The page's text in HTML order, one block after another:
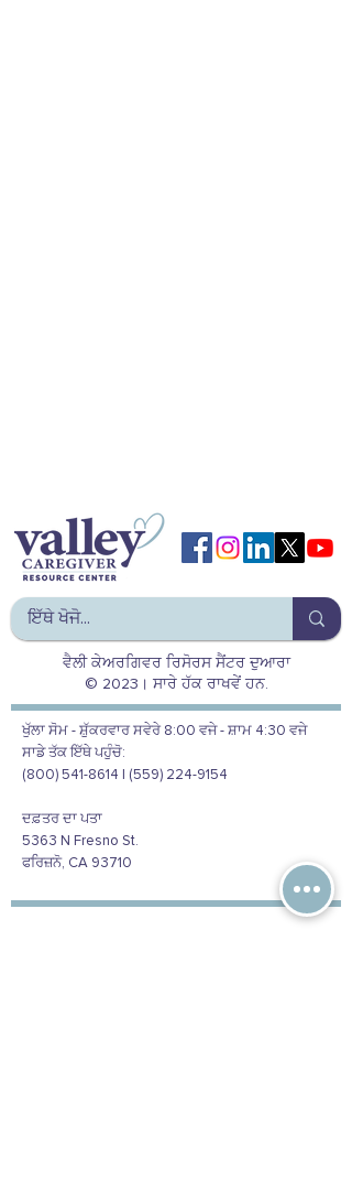
ਵੈਲੀ ਕੇਅਰਗਿਵਰ ਰਿਸੋਰਸ ਸੈਂਟਰ ਦੁਆਰਾ
© 2023। ਸਾਰੇ ਹੱਕ ਰਾਖਵੇਂ ਹਨ.
ਖੁੱਲਾ ਸੋਮ - ਸ਼ੁੱਕਰਵਾਰ ਸਵੇਰੇ 8:00 ਵਜੇ - ਸ਼ਾਮ 4:30 ਵਜੇ
ਸਾਡੇ ਤੱਕ ਇੱਥੇ ਪਹੁੰਚੋ:
(800) 541-8614 | (559) 224-9154
ਦਫ਼ਤਰ ਦਾ ਪਤਾ
5363 N Fresno St.
ਫਰਿਜ਼ਨੋ, CA 93710